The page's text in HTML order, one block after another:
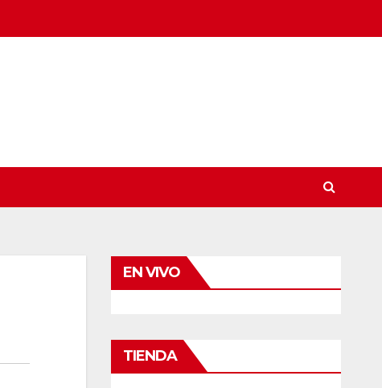
EN VIVO
TIENDA